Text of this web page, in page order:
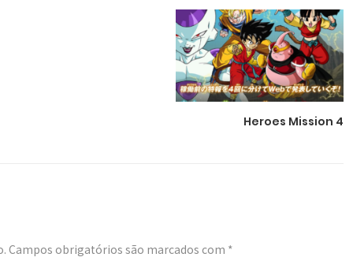
Heroes Mission 4
Campos obrigatórios são marcados com *